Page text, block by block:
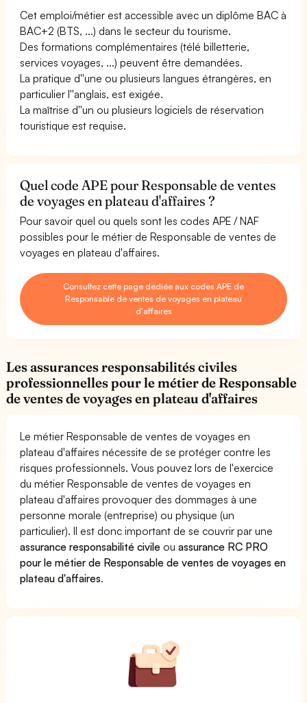
Cet emploi/métier est accessible avec un diplôme BAC à
BAC+2 (BTS, ...) dans le secteur du tourisme.
Des formations complémentaires (télé billetterie,
services voyages, ...) peuvent être demandées.
La pratique d''une ou plusieurs langues étrangères, en
particulier l''anglais, est exigée.
La maîtrise d''un ou plusieurs logiciels de réservation
touristique est requise.
Quel code APE pour Responsable de ventes
de voyages en plateau d'affaires ?
Pour savoir quel ou quels sont les codes APE / NAF
possibles pour le métier de Responsable de ventes de
voyages en plateau d'affaires.
Consultez cette page dédiée aux codes APE de
Responsable de ventes de voyages en plateau
d'affaires
Les assurances responsabilités civiles
professionnelles pour le métier de Responsable
de ventes de voyages en plateau d'affaires
Le métier Responsable de ventes de voyages en
plateau d'affaires nécessite de se protéger contre les
risques professionnels. Vous pouvez lors de l'exercice
du métier Responsable de ventes de voyages en
plateau d'affaires provoquer des dommages à une
personne morale (entreprise) ou physique (un
particulier). Il est donc important de se couvrir par une
assurance responsabilité civile ouassurance RC PRO
pour le métier de Responsable de ventes de voyages en
plateau d'affaires.